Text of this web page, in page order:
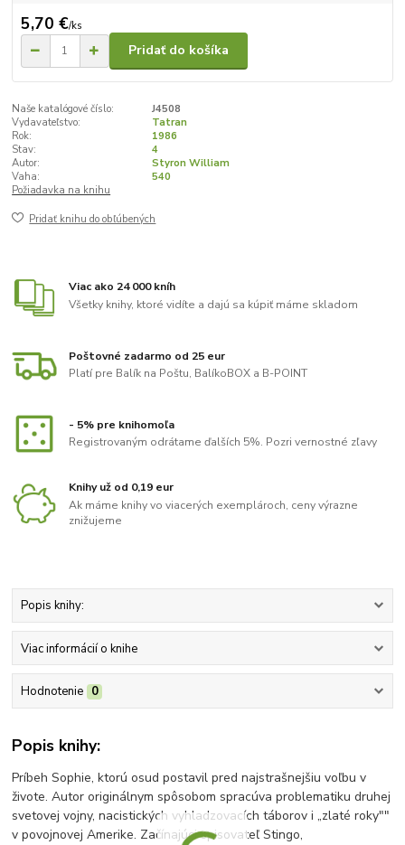
5,70 €/ks
Pridať do košíka
Naše katalógové číslo:
J4508
Vydavateľstvo:
Tatran
Rok:
1986
Stav:
4
Autor:
Styron William
Vaha:
540
Požiadavka na knihu
Pridať knihu do obľúbených
Viac ako 24 000 kníh
Všetky knihy, ktoré vidíte a dajú sa kúpiť máme skladom
Poštovné zadarmo od 25 eur
Platí pre Balík na Poštu, BalíkoBOX a B-POINT
- 5% pre knihomoľa
Registrovaným odrátame ďalších 5%. Pozri vernostné zľavy
Knihy už od 0,19 eur
Ak máme knihy vo viacerých exemplároch, ceny výrazne
znižujeme
Popis knihy:
Viac informácií o knihe
Hodnotenie 0
Popis knihy:
Príbeh Sophie, ktorú osud postavil pred najstrašnejšiu voľbu v
živote. Autor originálnym spôsobom spracúva problematiku druhej
svetovej vojny, nacistických vyhladzovacích táborov i „zlaté roky""
v povojnovej Amerike. Začínajúci spisovateľ Stingo,